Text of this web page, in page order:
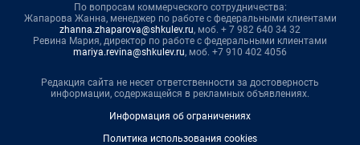
По вопросам коммерческого сотрудничества:
Жапарова Жанна, менеджер по работе с федеральными клиентами
zhanna.zhaparova@shkulev.ru, моб. + 7 982 640 34 32
Ревина Мария, директор по работе с федеральными клиентами
mariya.revina@shkulev.ru, моб. +7 910 402 4056
Редакция сайта не несет ответственности за достоверность
информации, содержащейся в рекламных объявлениях.
Информация об ограничениях
Политика использования cookies